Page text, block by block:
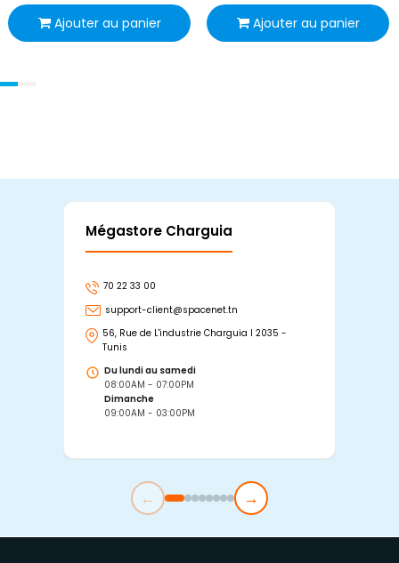
Ajouter au panier Ajouter au panier
Mégastore Charguia
70 22 33 00
support-client@spacenet.tn
56, Rue de L'industrie Charguia I 2035 -
Tunis
Du lundi au samedi
08:00AM - 07:00PM
Dimanche
09:00AM - 03:00PM
← →